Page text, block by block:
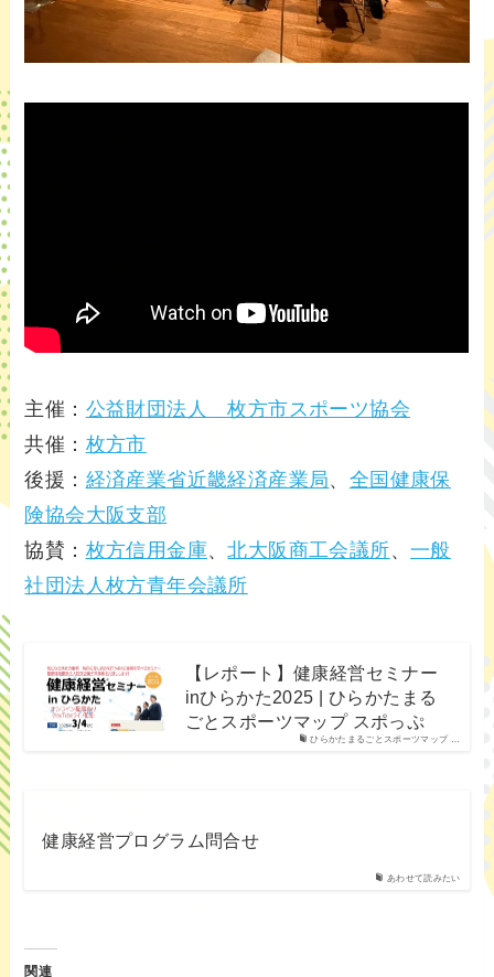
主催： 公益財団法人 枚方市スポーツ協会
共催： 枚方市
後援： 経済産業省近畿経済産業局、 全国健康保
険協会大阪支部
協賛： 枚方信用金庫、北大阪商工会議所、一般
社団法人枚方青年会議所
ひらかたまるごとスポーツマップ …
【レポート】健康経営セミナー
inひらかた2025 | ひらかたまる
ごとスポーツマップ スポっぷ
あわせて読みたい
健康経営プログラム問合せ
関連